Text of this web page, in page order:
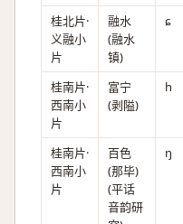
桂北片·
义融小
片
融水
(融水
镇)
ɕ
桂南片·
西南小
片
富宁
(剥隘)
h
桂南片·
西南小
片
百色
(那毕)
(平话
音韵研
ŋ